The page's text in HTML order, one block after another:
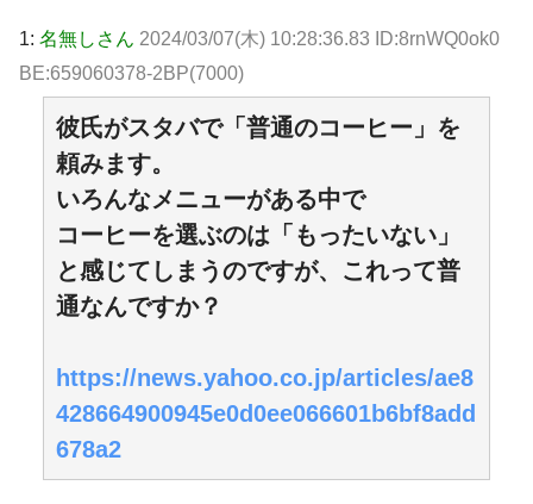
1: 名無しさん 2024/03/07(木) 10:28:36.83 ID:8rnWQ0ok0
BE:659060378-2BP(7000)
彼氏がスタバで「普通のコーヒー」を
頼みます。
いろんなメニューがある中で
コーヒーを選ぶのは「もったいない」
と感じてしまうのですが、これって普
通なんですか？
https://news.yahoo.co.jp/articles/ae8
428664900945e0d0ee066601b6bf8add
678a2